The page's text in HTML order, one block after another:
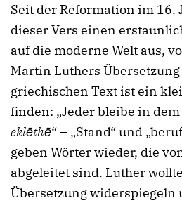
Seit der Reformation im 16.
dieser Vers einen
auf die moderne Welt aus,
Martin Luthers
griechischen Text ist ein
finden: „Jeder bleibe in dem
eklēthē“ – „Stand“ und
geben Wörter wieder, die
abgeleitet sind. Luther
Übersetzung widerspiegeln